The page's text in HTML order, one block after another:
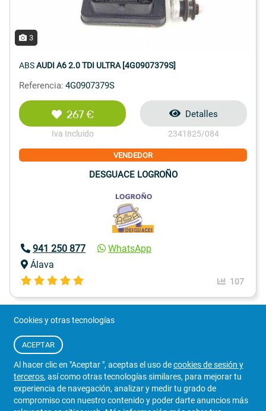
3
ABSAUDI A6 2.0 TDI ULTRA [4G0907379S]
Referencia: 4G0907379S
267 €
Iva Incluido
Detalles
2341825/084
VENDEDOR
DESGUACE LOGROÑO
941 250 877
WhatsApp
Álava
107
Cookies y otras tecnologías
ACEPTAR
Al hacer clic en "Aceptar ", aceptas el uso decookies de sesión y
terceros, así como otras tecnologías similares, para mejorar tu
experiencia de navegación, analizar y medir tu grado de
compromiso con nuestro contenido y poder darte anuncios más